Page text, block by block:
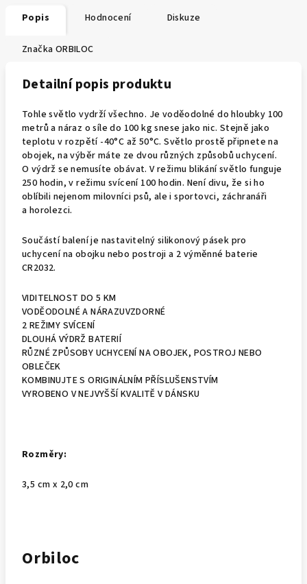
Popis Hodnocení Diskuze
Značka ORBILOC
Detailní popis produktu
Tohle světlo vydrží všechno. Je voděodolné do hloubky 100
metrů a náraz o síle do 100 kg snese jako nic. Stejně jako
teplotu v rozpětí -40°C až 50°C. Světlo prostě připnete na
obojek, na výběr máte ze dvou různých způsobů uchycení.
O výdrž se nemusíte obávat. V režimu blikání světlo funguje
250 hodin, v režimu svícení 100 hodin. Není divu, že si ho
oblíbili nejenom milovníci psů, ale i sportovci, záchranáři
a horolezci.
Součástí balení je nastavitelný silikonový pásek pro
uchycení na obojku nebo postroji a 2 výměnné baterie
CR2032.
VIDITELNOST DO 5 KM
VODĚODOLNÉ A NÁRAZUVZDORNÉ
2 REŽIMY SVÍCENÍ
DLOUHÁ VÝDRŽ BATERIÍ
RŮZNÉ ZPŮSOBY UCHYCENÍ NA OBOJEK, POSTROJ NEBO
OBLEČEK
KOMBINUJTE S ORIGINÁLNÍM PŘÍSLUŠENSTVÍM
VYROBENO V NEJVYŠŠÍ KVALITĚ V DÁNSKU
Rozměry:
3,5 cm x 2,0 cm
Orbiloc